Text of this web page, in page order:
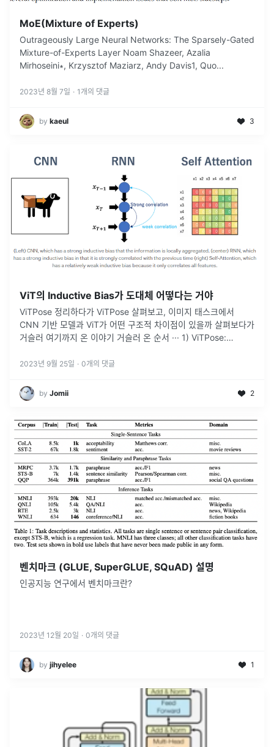
MoE(Mixture of Experts)
Outrageously Large Neural Networks: The Sparsely-Gated
Mixture-of-Experts Layer Noam Shazeer, Azalia
Mirhoseini∗, Krzysztof Maziarz, Andy Davis1, Quo...
2023년 8월 7일 · 1 개의 댓글
by kaeul 3
ViT의 Inductive Bias가 도대체 어떻다는 거야
ViTPose 정리하다가 ViTPose 살펴보고, 이미지 태스크에서
CNN 기반 모델과 ViT가 어떤 구조적 차이점이 있을까 살펴보다가
거슬러 여기까지 온 이야기 거슬러 온 순서 ··· 1) ViTPose:
2023년 9월 25일 · 0개의 댓글
by Jomii 2
벤치마크 (GLUE, SuperGLUE, SQuAD) 설명
인공지능 연구에서 벤치마크란?
2023년 12월 20일 · 0개의 댓글
by jihyelee 1